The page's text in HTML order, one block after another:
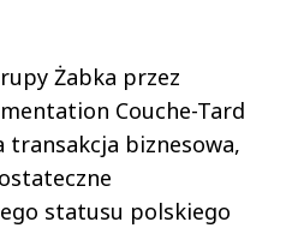
Żabka przez
Couche-Tard
biznesowa,
statusu polskiego